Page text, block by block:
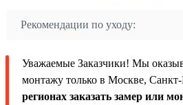
Рекомендации по уходу:
Уважаемые Заказчики! Мы
монтажу только в Москве,
регионах заказать замер или